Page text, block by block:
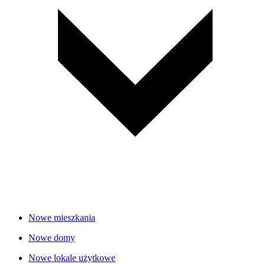
Nowe mieszkania
Nowe domy
Nowe lokale użytkowe